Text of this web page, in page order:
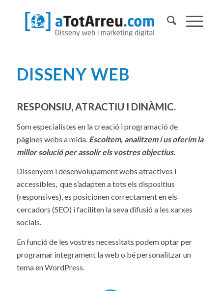
DISSENY WEB
RESPONSIU, ATRACTIU I DINÀMIC.
Som especialistes en la creació i programació de
pàgines webs a mida. Escoltem, analitzem i us oferim la
millor solució per assolir els vostres objectius.
Dissenyem i desenvolupament webs atractives i
accessibles, que s’adapten a tots els dispositius
(responsives), es posicionen correctament en els
cercadors (SEO) i faciliten la seva difusió a les xarxes
socials.
En funció de les vostres necessitats podem optar per
programar integrament la web o bé personalitzar un
tema en WordPress.